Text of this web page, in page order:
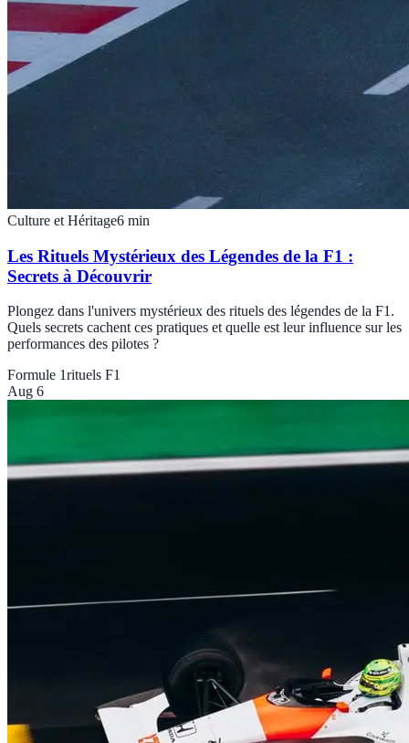
Culture et Héritage6 min
Les Rituels Mystérieux des Légendes de la F1 :
Secrets à Découvrir
Plongez dans l'univers mystérieux des rituels des légendes de la F1.
Quels secrets cachent ces pratiques et quelle est leur influence sur les
performances des pilotes ?
Formule 1rituels F1
Aug 6